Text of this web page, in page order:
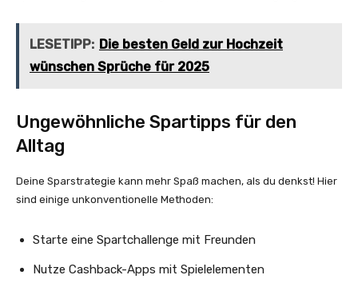
LESETIPP: Die besten Geld zur Hochzeit
wünschen Sprüche für 2025
Ungewöhnliche Spartipps für den
Alltag
Deine Sparstrategie kann mehr Spaß machen, als du denkst! Hier
sind einige unkonventionelle Methoden:
Starte eine Spartchallenge mit Freunden
Nutze Cashback-Apps mit Spielelementen